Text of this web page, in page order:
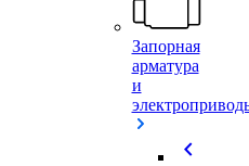
Запорная
арматура
и
chevron_left